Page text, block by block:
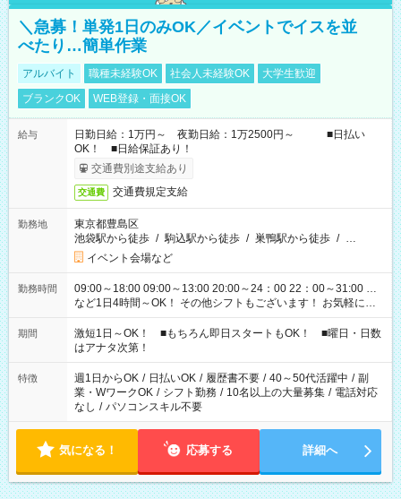
＼急募！単発1日のみOK／イベントでイスを並
べたり…簡単作業
アルバイト 職種未経験OK 社会人未経験OK
大学生歓迎
ブランクOK
WEB登録・面接OK
給与
日勤日給：1万円～ 夜勤日給：1万2500円～ ■日払い
OK！ ■日給保証あり！
交通費別途支給あり
交通費 交通費規定支給
勤務地
東京都豊島区
池袋駅から徒歩 / 駒込駅から徒歩 / 巣鴨駅から徒歩 / …
イベント会場など
勤務時間
09:00～18:00 09:00～13:00 20:00～24：00 22：00～31:00 …
など1日4時間～OK！ その他シフトもございます！ お気軽にご
相談ください！
期間
激短1日～OK！ ■もちろん即日スタートもOK！ ■曜日・日数
はアナタ次第！
特徴 週1日からOK / 日払いOK / 履歴書不要 / 40～50代活躍中 / 副
業・WワークOK / シフト勤務 / 10名以上の大量募集 / 電話対応
なし / パソコンスキル不要
気になる！ 応募する 詳細へ